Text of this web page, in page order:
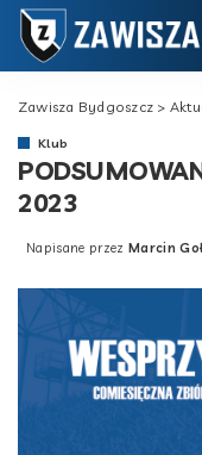
Zawisza Bydgoszcz >
Klub
2023
Posted
Napisane przez Marcin